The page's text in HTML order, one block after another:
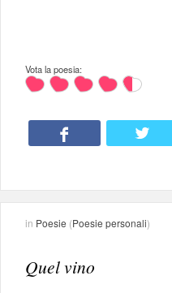
Vota la poesia:
in Poesie (Poesie personali)
Quel vino